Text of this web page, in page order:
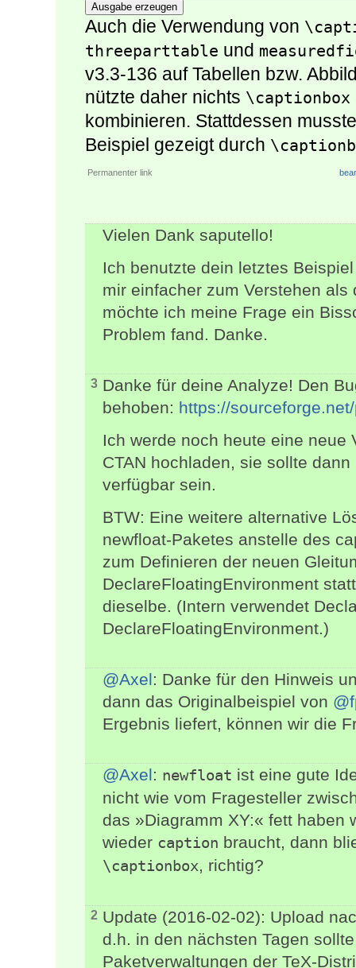
Ausgabe erzeugen
Auch die Verwendung von
threeparttable und
v3.3-136 auf Tabellen bzw.
nützte daher nichts \captionbox
kombinieren. Stattdessen
Beispiel gezeigt durch
Permanenter link
Vielen Dank saputello!
Ich benutzte dein letztes
mir einfacher zum Verstehen
möchte ich meine Frage ein
Problem fand. Danke.
3 Danke für deine Analyze! Den
behoben: https://
Ich werde noch heute eine
CTAN hochladen, sie sollte
verfügbar sein.
BTW: Eine weitere alternative
newfloat-Paketes anstelle des
zum Definieren der neuen
DeclareFloatingEnvironment
dieselbe. (Intern verwendet
DeclareFloatingEnvironment.)
@Axel: Danke für den Hinweis
dann das Originalbeispiel von
Ergebnis liefert, können wir die
@Axel: newfloat ist eine gute
nicht wie vom Fragesteller
das »Diagramm XY:« fett haben
wieder caption braucht, dann
\captionbox, richtig?
2 Update (2016-02-02): Upload
d.h. in den nächsten Tagen
Paketverwaltungen der TeX-